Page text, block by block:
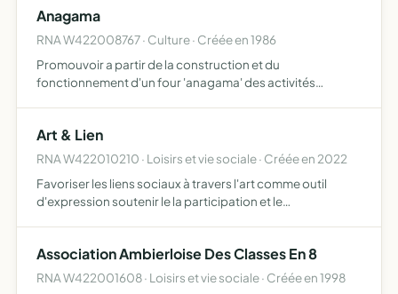
Anagama
RNA W422008767 · Culture · Créée en 1986
Promouvoir a partir de la construction et du
fonctionnement d'un four 'anagama' des activités
Art & Lien
RNA W422010210 · Loisirs et vie sociale · Créée en 2022
Favoriser les liens sociaux à travers l'art comme outil
d'expression soutenir le la participation et le
Association Ambierloise Des Classes En 8
RNA W422001608 · Loisirs et vie sociale · Créée en 1998